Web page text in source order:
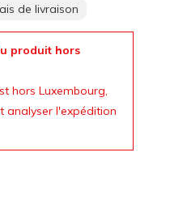
de livraison
produit hors
hors Luxembourg,
analyser l'expédition